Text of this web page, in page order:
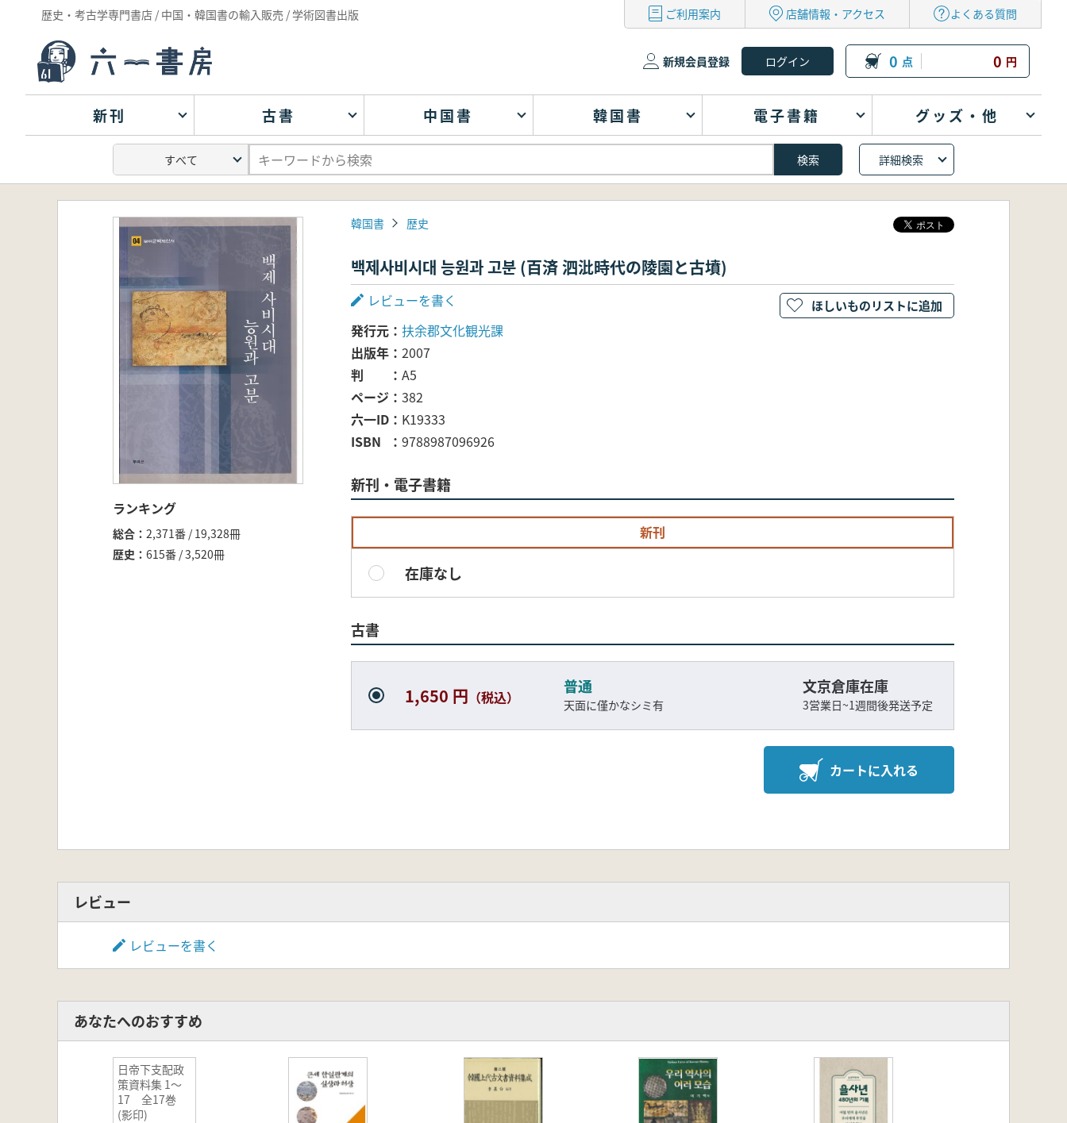
歴史・考古学専門書店 / 中国・韓国書の輸入販売 / 学術図書出版 ご利用案内 店舗情報・アクセス よくある質問
新規会員登録 0 点 0 円
新刊 古書 中国書 韓国書 電子書籍 グッズ・他
詳細検索
ランキング
総合
2,371番 / 19,328冊
歴史
615番 / 3,520冊
韓国書 歴史
백제사비시대 능원과 고분 (百済 泗沘時代の陵園と古墳)
レビューを書く
発行元
扶余郡文化観光課
出版年
2007
判
A5
ページ
382
六一ID
K19333
ISBN
9788987096926
新刊・電子書籍
新刊
在庫なし
古書
1,650 円 （税込）
普通
天面に僅かなシミ有
文京倉庫在庫
3営業日~1週間後発送予定
カートに入れる
ほしいものリストに追加
レビュー
レビューを書く
あなたへのおすすめ
日帝下支配政
策資料集 1〜
17 全17巻
(影印)